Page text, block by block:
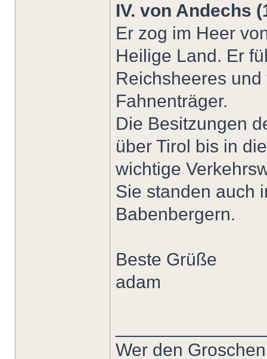
IV. von Andechs
Er zog im Heer
Heilige Land. Er
Reichsheeres
Fahnenträger.
Die Besitzungen
über Tirol bis in
wichtige
Sie standen auch
Babenbergern.
Beste Grüße
adam
Wer den